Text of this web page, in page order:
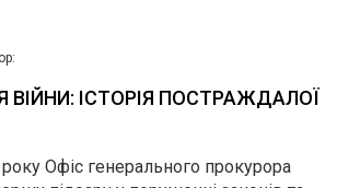
ВІЙНИ: ІСТОРІЯ ПОСТРАЖДАЛОЇ
Офіс генерального прокурора